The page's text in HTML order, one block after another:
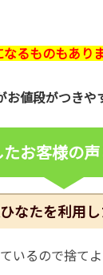
るものもありま
値段がつきや
お客様の
なたを利用
いるので捨て